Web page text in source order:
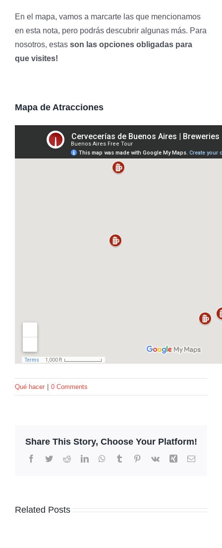
En el mapa, vamos a marcarte las que mencionamos
en esta nota, pero podrás descubrir algunas más. Para
nosotros, estas son las opciones obligadas para
que visites!
Mapa de Atracciones
Qué hacer 0 Comments
Share This Story, Choose Your Platform!
Facebook
TwitterRedditLinkedInWhatsApp
TumblrPinterest
Vk Xing Email
Related Posts